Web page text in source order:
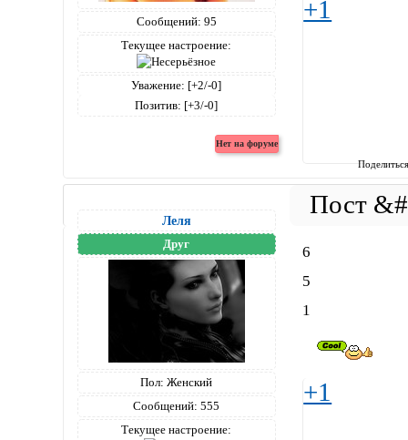
Сообщений: 95
Текущее настроение:
Уважение: [+2/-0]
Позитив: [+3/-0]
+1
Леля
Друг
Пол: Женский
Сообщений: 555
Текущее настроение:
6
5
1
+1